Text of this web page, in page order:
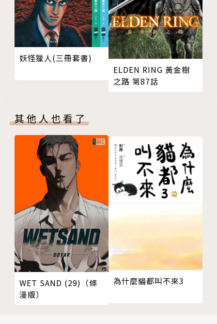
妖怪獵人(三冊套書)
ELDEN RING 黃金樹
之路 第87話
其他人也看了
WET SAND (29)（條
漫版）
為什麼貓都叫不來3